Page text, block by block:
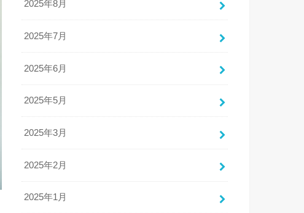
2025年8月
2025年7月
2025年6月
2025年5月
2025年3月
2025年2月
2025年1月